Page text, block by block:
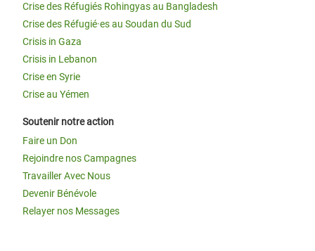
Crise des Réfugiés Rohingyas au Bangladesh
Crise des Réfugié·es au Soudan du Sud
Crisis in Gaza
Crisis in Lebanon
Crise en Syrie
Crise au Yémen
Soutenir notre action
Faire un Don
Rejoindre nos Campagnes
Travailler Avec Nous
Devenir Bénévole
Relayer nos Messages